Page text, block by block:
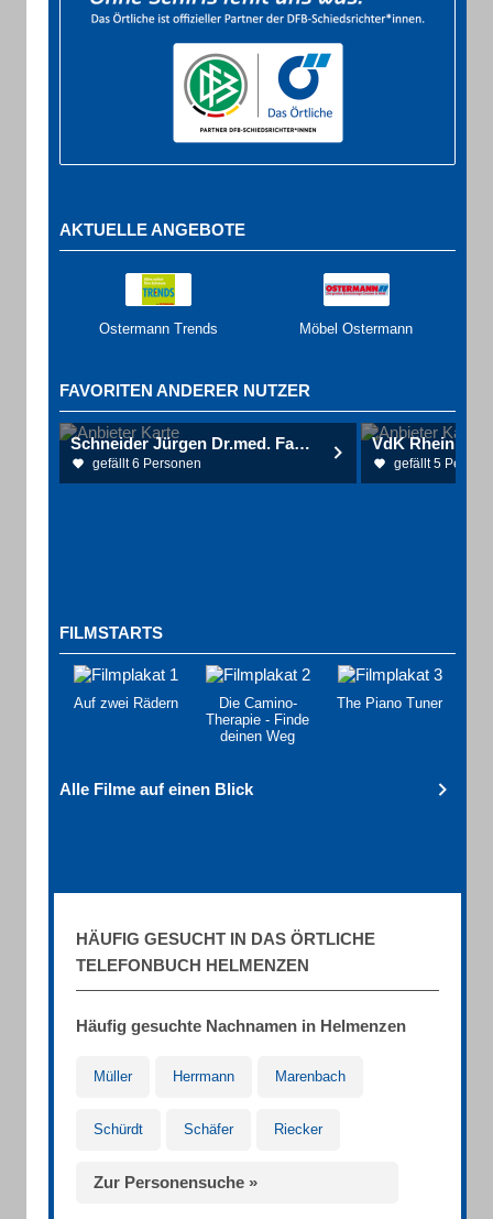
AKTUELLE ANGEBOTE
Ostermann Trends Möbel Ostermann
FAVORITEN ANDERER NUTZER
Schneider Jürgen Dr.med. Facharzt für Innere Medizin-Kardiologie
gefällt 6 Personen gefällt 5
FILMSTARTS
Auf zwei Rädern
Die Camino-
Therapie - Finde
deinen Weg
The Piano Tuner
Alle Filme auf einen Blick
HÄUFIG GESUCHT IN DAS ÖRTLICHE
TELEFONBUCH HELMENZEN
Häufig gesuchte Nachnamen in Helmenzen
Müller Herrmann Marenbach
Schürdt Schäfer Riecker
Zur Personensuche »